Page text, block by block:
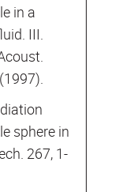
in a
III.
sphere in
267, 1-